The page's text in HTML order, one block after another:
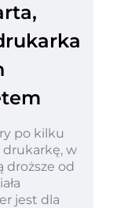
po kilku
drukarkę, w
droższe od
jest dla